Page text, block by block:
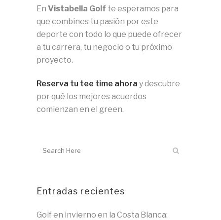
En Vistabella Golf te esperamos para
que combines tu pasión por este
deporte con todo lo que puede ofrecer
a tu carrera, tu negocio o tu próximo
proyecto.
Reserva tu tee time ahora y descubre
por qué los mejores acuerdos
comienzan en el green.
Entradas recientes
Golf en invierno en la Costa Blanca: